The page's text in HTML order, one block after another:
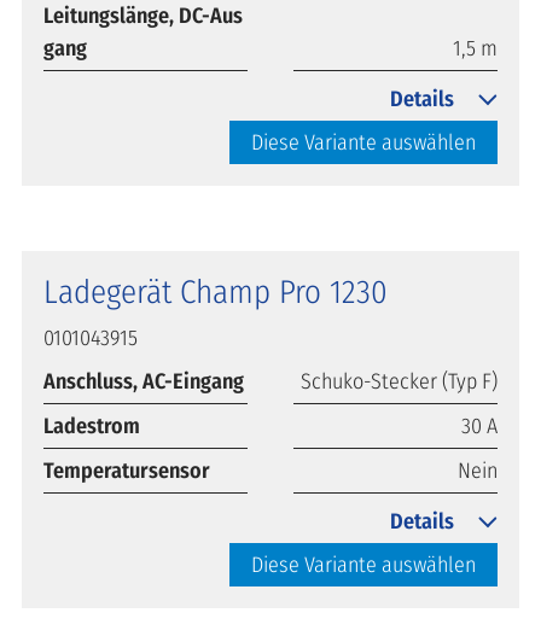
Leitungslänge, DC-Aus
gang
1,5 m
Diese Variante auswählen
Details
Ladegerät Champ Pro 1230
0101043915
Anschluss, AC-Eingang
Schuko-Stecker (Typ F)
Ladestrom
30 A
Temperatursensor
Nein
Diese Variante auswählen
Details